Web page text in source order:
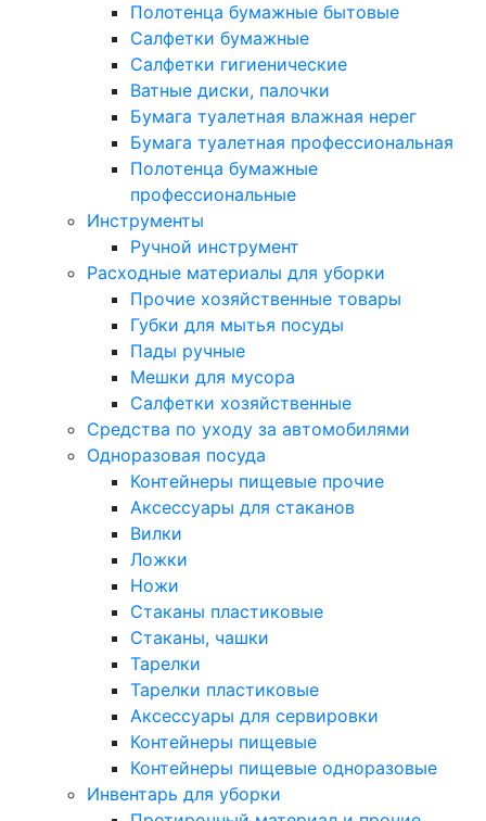
Полотенца бумажные бытовые
Салфетки бумажные
Салфетки гигиенические
Ватные диски, палочки
Бумага туалетная влажная нерег
Бумага туалетная профессиональная
Полотенца бумажные
профессиональные
Инструменты
Ручной инструмент
Расходные материалы для уборки
Прочие хозяйственные товары
Губки для мытья посуды
Пады ручные
Мешки для мусора
Салфетки хозяйственные
Средства по уходу за автомобилями
Одноразовая посуда
Контейнеры пищевые прочие
Аксессуары для стаканов
Вилки
Ложки
Ножи
Стаканы пластиковые
Стаканы, чашки
Тарелки
Тарелки пластиковые
Аксессуары для сервировки
Контейнеры пищевые
Контейнеры пищевые одноразовые
Инвентарь для уборки